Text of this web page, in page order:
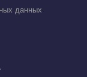
данных